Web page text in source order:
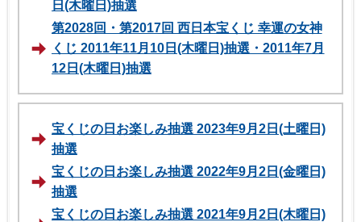
日(木曜日)抽選
第2028回・第2017回 西日本宝くじ 幸運の女神
くじ 2011年11月10日(木曜日)抽選・2011年7月
12日(木曜日)抽選
宝くじの日お楽しみ抽選 2023年9月2日(土曜日)
抽選
宝くじの日お楽しみ抽選 2022年9月2日(金曜日)
抽選
宝くじの日お楽しみ抽選 2021年9月2日(木曜日)